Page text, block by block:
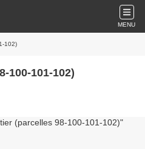
MENU
102)
100-101-102)